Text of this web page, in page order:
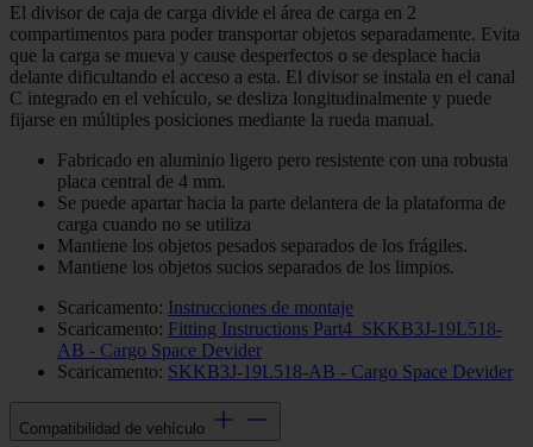
El divisor de caja de carga divide el área de carga en 2
compartimentos para poder transportar objetos separadamente. Evita
que la carga se mueva y cause desperfectos o se desplace hacia
delante dificultando el acceso a esta. El divisor se instala en el canal
C integrado en el vehículo, se desliza longitudinalmente y puede
fijarse en múltiples posiciones mediante la rueda manual.
Fabricado en aluminio ligero pero resistente con una robusta
placa central de 4 mm.
Se puede apartar hacia la parte delantera de la plataforma de
carga cuando no se utiliza
Mantiene los objetos pesados separados de los frágiles.
Mantiene los objetos sucios separados de los limpios.
Scaricamento: Instrucciones de montaje
Scaricamento: Fitting Instructions Part4_SKKB3J-19L518-
AB - Cargo Space Devider
Scaricamento: SKKB3J-19L518-AB - Cargo Space Devider
Compatibilidad de vehículo